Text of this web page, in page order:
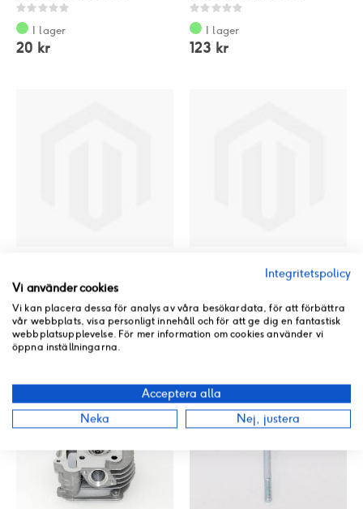
Rating:
0%
I lager
20 kr
Rating:
0%
I lager
123 kr
101207-139QMA-0000
Rating:
0%
I lager
41 kr
Rating:
0%
I lager
Integritetspolicy
Vi använder cookies
Vi kan placera dessa för analys av våra besökardata, för att förbättra
vår webbplats, visa personligt innehåll och för att ge dig en fantastisk
webbplatsupplevelse. För mer information om cookies använder vi
öppna inställningarna.
Acceptera alla
Neka
Nej, justera